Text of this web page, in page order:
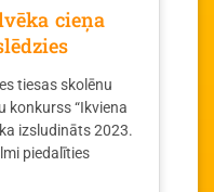
cieņa
tiesas skolēnu
konkurss “Ikviena
izsludināts 2023.
piedalīties